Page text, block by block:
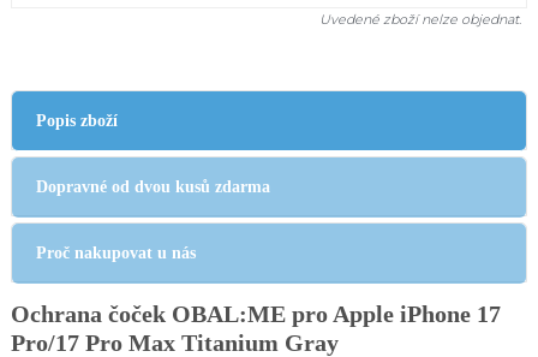
Uvedené zboží nelze objednat.
Popis zboží
Dopravné od dvou kusů zdarma
Proč nakupovat u nás
Ochrana čoček OBAL:ME pro Apple iPhone 17
Pro/17 Pro Max Titanium Gray